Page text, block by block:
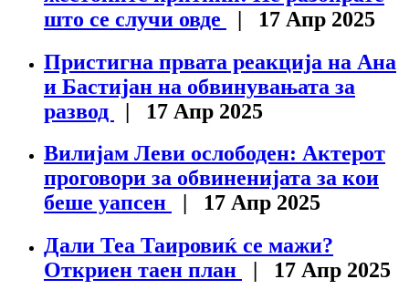
што се случи овде
| 17 Апр 2025
Пристигна првата реакција на Ана
и Бастијан на обвинувањата за
развод
| 17 Апр 2025
Вилијам Леви ослободен: Актерот
проговори за обвиненијата за кои
беше уапсен
| 17 Апр 2025
Дали Теа Таировиќ се мажи?
Откриен таен план
| 17 Апр 2025